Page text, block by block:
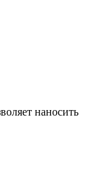
наносить